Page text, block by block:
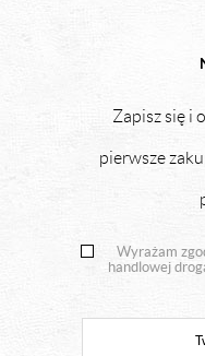
Zapisz się i
pierwsze
Wyrażam
handlowej